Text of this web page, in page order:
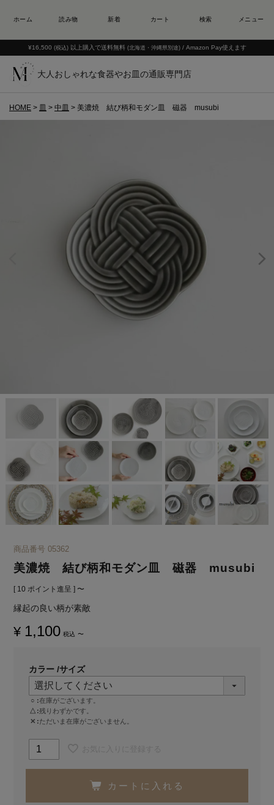
¥16,500 (税込) 以上購入で送料無料 (北海道・沖縄県別途) / Amazon Pay使えます
大人おしゃれな食器やお皿の通販専門店
HOME 皿 中皿 美濃焼 結び柄和モダン皿 磁器 musubi
商品番号 05362
美濃焼 結び柄和モダン皿 磁器 musubi
[ 10 ポイント進呈 ] 〜
縁起の良い柄が素敵
¥ 1,100 税込 〜
カラー サイズ
○
在庫がございます。
△ 残りわずかです。
✕
ただいま在庫がございません。
カートに入れる